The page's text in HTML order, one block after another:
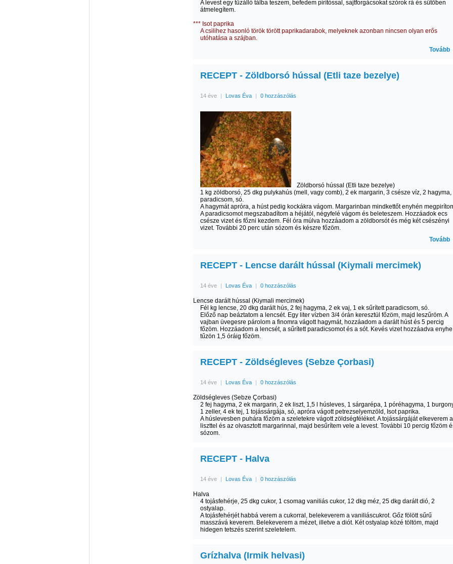
A levest egy tűzálló tálba teszem, befedem pirítóssal, sajtforgácsokat szórok rá és sütőben
átmelegítem.
*** Isot paprika
A csilihez hasonló török törött paprikadarabok, melyeknek azonban nincsen olyan erős
utóhatása a szájban.
Tovább
RECEPT - Zöldborsó hússal (Etli taze bezelye)
14 éve | Lovas Éva | 0 hozzászólás
Zöldborsó hússal (Etli taze bezelye)
1 kg zöldborsó, 25 dkg pulykahús (mell, vagy comb), 2 ek margarin, 3 csésze víz, 2 hagyma,
paradicsom, só.
A hagymát apróra, a húst pedig kockákra vágom. Margarinban mindkettőt enyhén
A paradicsomot megszabadítom a héjától, négyfelé vágom és beleteszem. Hozzáadok ecs
csésze vizet és főzni kezdem. Fél óra múlva hozzáadom a zöldborsót és még két csészényi
vizet. További 20 perc után sózom és készre főzöm.
Tovább
RECEPT - Lencse darált hússal (Kiymali mercimek)
14 éve | Lovas Éva | 0 hozzászólás
Lencse darált hússal (Kiymali mercimek)
Fél kg lencse, 20 dkg darált hús, 2 fej hagyma, 2 ek vaj, 1 ek sűrített paradicsom, só.
Előző nap beáztatom a lencsét. Egy liter vízben 3/4 órán keresztül főzöm, majd leszűröm. A
vajban üvegesre párolom a finomra vágott hagymát, hozzáadom a darált húst és 5 percig
főzöm. Hozzáadom a lencsét, a sűrített paradicsomot és a sót. Kevés vizet hozzáadva enyhe
tűzön 1,5 óráig főzöm.
RECEPT - Zöldségleves (Sebze Çorbasi)
14 éve | Lovas Éva | 0 hozzászólás
Zöldségleves (Sebze Çorbasi)
2 fej hagyma, 2 ek margarin, 2 ek liszt, 1,5 l húsleves, 1 sárgarépa, 1 póréhagyma, 1
1 zeller, 4 ek tej, 1 tojássárgája, só, apróra vágott petrezselyemzöld, Isot paprika.
A húslevesben puhára főzöm a szeletekre vágott zöldségféléket. A tojássárgáját elkeverem a
liszttel és az olvasztott margarinnal, majd besűrítem vele a levest. További 10 percig főzöm
sózom.
RECEPT - Halva
14 éve | Lovas Éva | 0 hozzászólás
Halva
4 tojásfehérje, 25 dkg cukor, 1 csomag vaniliás cukor, 12 dkg méz, 25 dkg darált dió, 2
ostyalap.
A tojásfehérjét habbá verem a cukorral, belekeverem a vaniliáscukrot. Gőz fölött sűrű
masszává keverem. Belekeverem a mézet, illetve a diót. Két ostyalap közé töltöm, majd
hidegen tetszés szerint szeletelem.
Grízhalva (Irmik helvasi)